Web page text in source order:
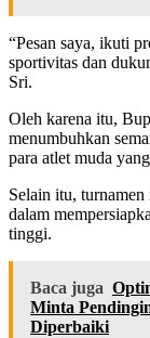
“Pesan saya, ikuti
sportivitas dan
Sri.
Oleh karena itu,
menumbuhkan
para atlet muda
Selain itu,
dalam
tinggi.
Baca juga
Minta
Diperbaiki